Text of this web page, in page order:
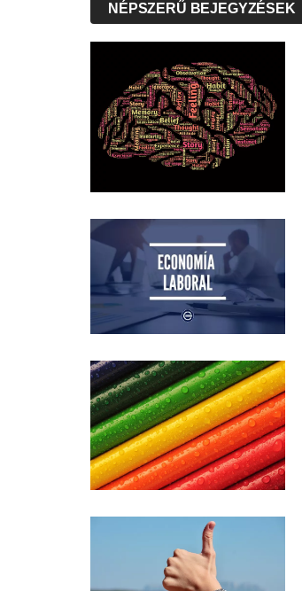
NÉPSZERŰ BEJEGYZÉSEK